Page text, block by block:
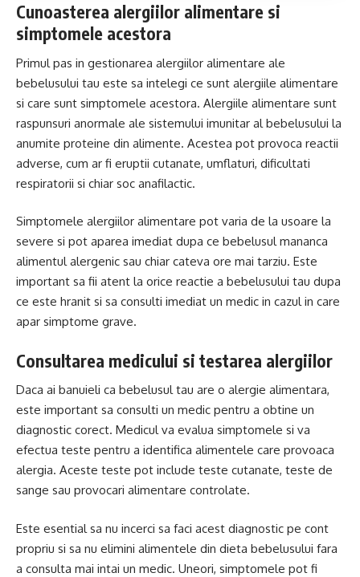
Cunoasterea alergiilor alimentare si
simptomele acestora
Primul pas in gestionarea alergiilor alimentare ale
bebelusului tau este sa intelegi ce sunt alergiile alimentare
si care sunt simptomele acestora. Alergiile alimentare sunt
raspunsuri anormale ale sistemului imunitar al bebelusului la
anumite proteine ​​din alimente. Acestea pot provoca reactii
adverse, cum ar fi eruptii cutanate, umflaturi, dificultati
respiratorii si chiar soc anafilactic.
Simptomele alergiilor alimentare pot varia de la usoare la
severe si pot aparea imediat dupa ce bebelusul mananca
alimentul alergenic sau chiar cateva ore mai tarziu. Este
important sa fii atent la orice reactie a bebelusului tau dupa
ce este hranit si sa consulti imediat un medic in cazul in care
apar simptome grave.
Consultarea medicului si testarea alergiilor
Daca ai banuieli ca bebelusul tau are o alergie alimentara,
este important sa consulti un medic pentru a obtine un
diagnostic corect. Medicul va evalua simptomele si va
efectua teste pentru a identifica alimentele care provoaca
alergia. Aceste teste pot include teste cutanate, teste de
sange sau provocari alimentare controlate.
Este esential sa nu incerci sa faci acest diagnostic pe cont
propriu si sa nu elimini alimentele din dieta bebelusului fara
a consulta mai intai un medic. Uneori, simptomele pot fi